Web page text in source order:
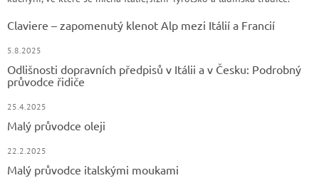
Claviere – zapomenutý klenot Alp mezi Itálií a Francií
5.8.2025
Odlišnosti dopravních předpisů v Itálii a v Česku: Podrobný
průvodce řidiče
25.4.2025
Malý průvodce oleji
22.2.2025
Malý průvodce italskými moukami